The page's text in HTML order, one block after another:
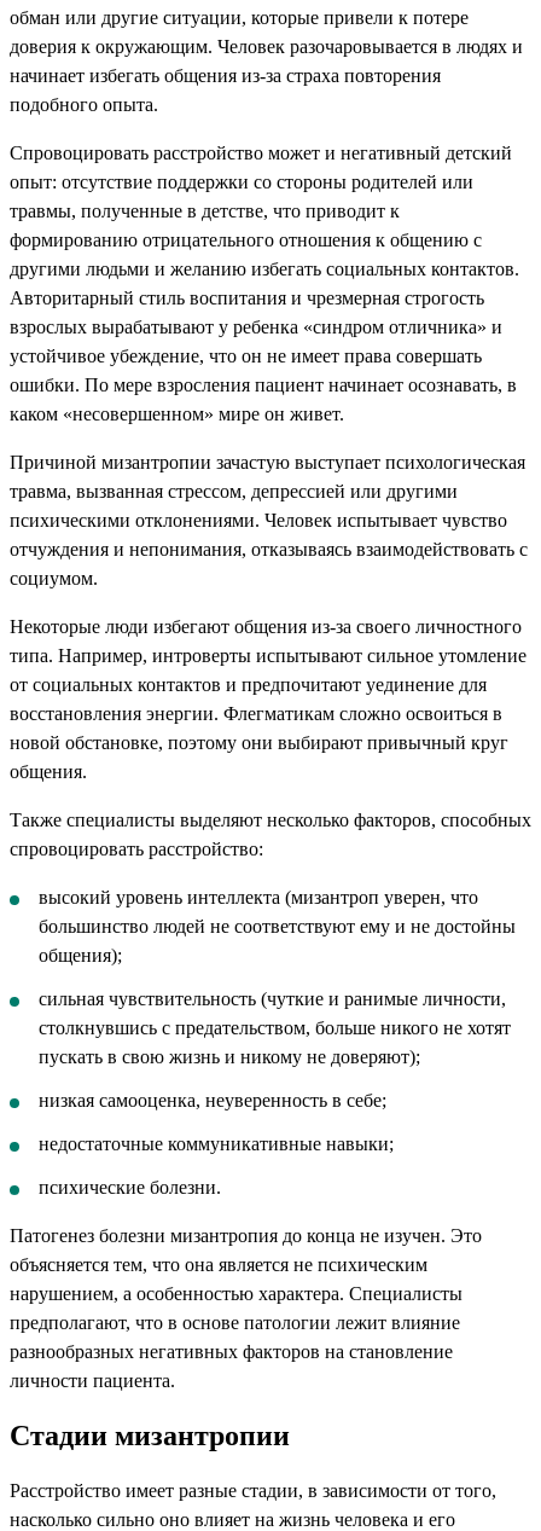
обман или другие ситуации, которые привели к потере
доверия к окружающим. Человек разочаровывается в людях и
начинает избегать общения из-за страха повторения
подобного опыта.
Спровоцировать расстройство может и негативный детский
опыт: отсутствие поддержки со стороны родителей или
травмы, полученные в детстве, что приводит к
формированию отрицательного отношения к общению с
другими людьми и желанию избегать социальных контактов.
Авторитарный стиль воспитания и чрезмерная строгость
взрослых вырабатывают у ребенка «синдром отличника» и
устойчивое убеждение, что он не имеет права совершать
ошибки. По мере взросления пациент начинает осознавать, в
каком «несовершенном» мире он живет.
Причиной мизантропии зачастую выступает психологическая
травма, вызванная стрессом, депрессией или другими
психическими отклонениями. Человек испытывает чувство
отчуждения и непонимания, отказываясь взаимодействовать с
социумом.
Некоторые люди избегают общения из-за своего личностного
типа. Например, интроверты испытывают сильное утомление
от социальных контактов и предпочитают уединение для
восстановления энергии. Флегматикам сложно освоиться в
новой обстановке, поэтому они выбирают привычный круг
общения.
Также специалисты выделяют несколько факторов, способных
спровоцировать расстройство:
высокий уровень интеллекта (мизантроп уверен, что
большинство людей не соответствуют ему и не достойны
общения);
сильная чувствительность (чуткие и ранимые личности,
столкнувшись с предательством, больше никого не хотят
пускать в свою жизнь и никому не доверяют);
низкая самооценка, неуверенность в себе;
недостаточные коммуникативные навыки;
психические болезни.
Патогенез болезни мизантропия до конца не изучен. Это
объясняется тем, что она является не психическим
нарушением, а особенностью характера. Специалисты
предполагают, что в основе патологии лежит влияние
разнообразных негативных факторов на становление
личности пациента.
Стадии мизантропии
Расстройство имеет разные стадии, в зависимости от того,
насколько сильно оно влияет на жизнь человека и его